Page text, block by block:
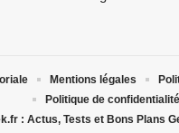
Mentions légales
Politique de confidentialité
: Actus, Tests et Bons Plans